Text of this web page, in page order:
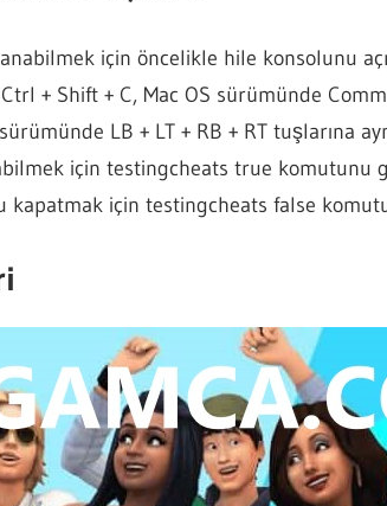
için öncelikle hile konsolunu
+ Shift + C, Mac OS sürümünde
LB + LT + RB + RT tuşlarına
için testingcheats true komutunu
kapatmak için testingcheats false